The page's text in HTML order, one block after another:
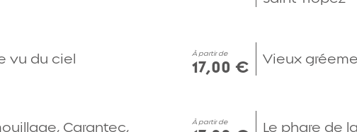
vu du ciel À partir de
17,00 € Vieux
Carantec, À partir de Le phare de